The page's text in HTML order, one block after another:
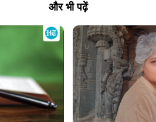
और भी पढ़ें